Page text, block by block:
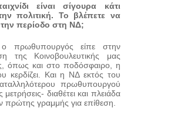
είναι σίγουρα κάτι
πολιτική. Το βλέπετε να
περίοδο στη ΝΔ;
πρωθυπουργός είπε στην
της Κοινοβουλευτικής μας
όπως και στο ποδόσφαιρο, η
κερδίζει. Και η ΝΔ εκτός του
πρωθυπουργού
διαθέτει και πλειάδα
πρώτης γραμμής για επίθεση.